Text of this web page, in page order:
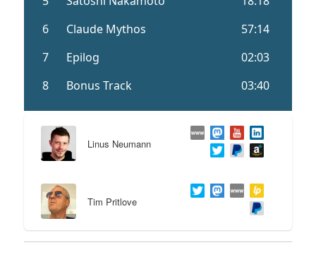
Linus Neumann
Tim Pritlove